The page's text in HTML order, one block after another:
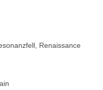
Renaissance